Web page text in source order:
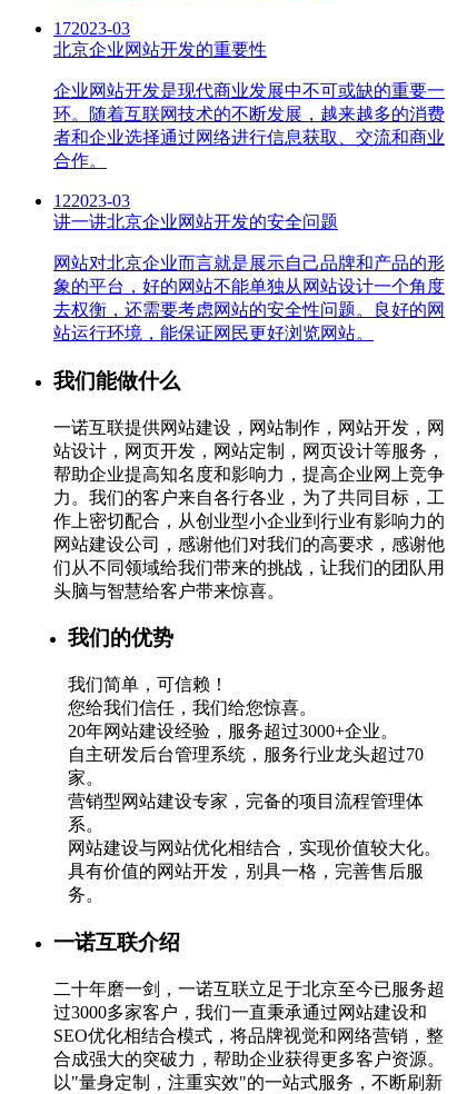
172023-03
北京企业网站开发的重要性
企业网站开发是现代商业发展中不可或缺的重要一
环。随着互联网技术的不断发展，越来越多的消费
者和企业选择通过网络进行信息获取、交流和商业
合作。
122023-03
讲一讲北京企业网站开发的安全问题
网站对北京企业而言就是展示自己品牌和产品的形
象的平台，好的网站不能单独从网站设计一个角度
去权衡，还需要考虑网站的安全性问题。良好的网
站运行环境，能保证网民更好浏览网站。
我们能做什么
一诺互联提供网站建设，网站制作，网站开发，网
站设计，网页开发，网站定制，网页设计等服务，
帮助企业提高知名度和影响力，提高企业网上竞争
力。我们的客户来自各行各业，为了共同目标，工
作上密切配合，从创业型小企业到行业有影响力的
网站建设公司，感谢他们对我们的高要求，感谢他
们从不同领域给我们带来的挑战，让我们的团队用
头脑与智慧给客户带来惊喜。
我们的优势
我们简单，可信赖！
您给我们信任，我们给您惊喜。
20年网站建设经验，服务超过3000+企业。
自主研发后台管理系统，服务行业龙头超过70
家。
营销型网站建设专家，完备的项目流程管理体
系。
网站建设与网站优化相结合，实现价值较大化。
具有价值的网站开发，别具一格，完善售后服
务。
一诺互联介绍
二十年磨一剑，一诺互联立足于北京至今已服务超
过3000多家客户，我们一直秉承通过网站建设和
SEO优化相结合模式，将品牌视觉和网络营销，整
合成强大的突破力，帮助企业获得更多客户资源。
以"量身定制，注重实效"的一站式服务，不断刷新